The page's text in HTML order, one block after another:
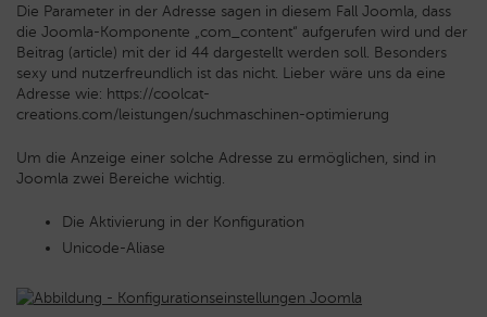
Die Parameter in der Adresse sagen in diesem Fall Joomla, dass
die Joomla-Komponente „com_content“ aufgerufen wird und der
Beitrag (article) mit der id 44 dargestellt werden soll. Besonders
sexy und nutzerfreundlich ist das nicht. Lieber wäre uns da eine
Adresse wie: https://coolcat-
creations.com/leistungen/suchmaschinen-optimierung
Um die Anzeige einer solche Adresse zu ermöglichen, sind in
Joomla zwei Bereiche wichtig.
Die Aktivierung in der Konfiguration
Unicode-Aliase